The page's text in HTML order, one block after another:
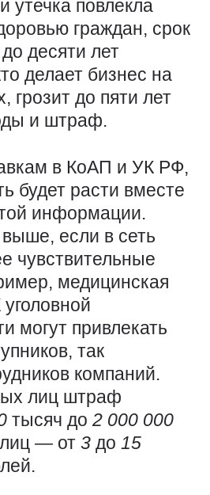
утечка повлекла
граждан, срок
десяти лет
делает бизнес на
грозит до пяти лет
и штраф.
в КоАП и УК РФ,
будет расти вместе
информации.
если в сеть
чувствительные
медицинская
могут привлекать
так
компаний.
лиц штраф
тысяч до 2 000 000
— от 3 до 15